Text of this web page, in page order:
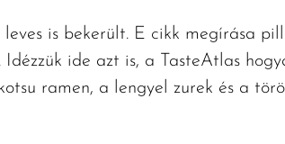
is bekerült. E cikk megírása
Idézzük ide azt is, a TasteAtlas
ramen, a lengyel zurek és a